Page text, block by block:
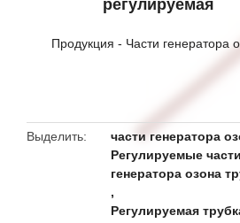
регулируемая
Продукция - Части генератора
Выделить части генератора
Регулируемые части
генератора озона
,
Регулируемая